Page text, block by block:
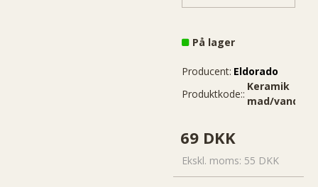
69 DKK
Ekskl. moms: 55 DKK
På lager
Producent: Eldorado
Produktkode::
Keramik
mad/